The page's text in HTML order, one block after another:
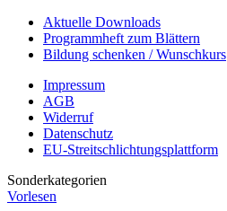
Aktuelle Downloads
Programmheft zum Blättern
Bildung schenken / Wunschkurs
Impressum
AGB
Widerruf
Datenschutz
EU-Streitschlichtungsplattform
Sonderkategorien
Vorlesen